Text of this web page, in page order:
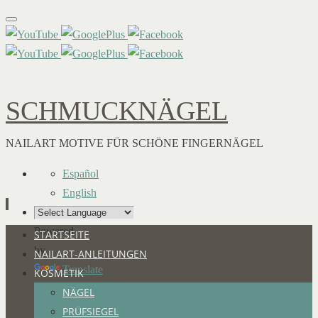
SCHMUCKNÄGEL
NAILART MOTIVE FÜR SCHÖNE FINGERNÄGEL
Español
English
Powered
by
Translate
Zum
Inhalt
springen
STARTSEITE
NAILART-ANLEITUNGEN
KOSMETIK
NÄGEL
PRÜFSIEGEL